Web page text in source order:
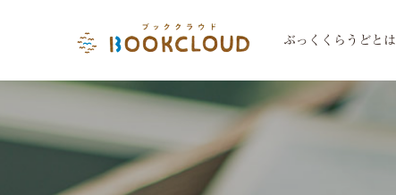
ぶっくくらうどとは